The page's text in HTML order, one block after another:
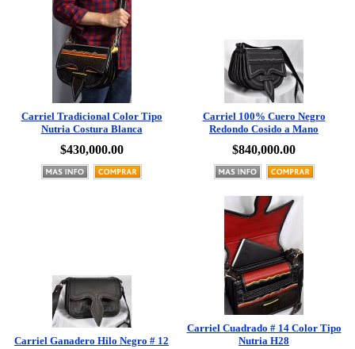
Carriel Tradicional Color Tipo
Nutria Costura Blanca
$430,000.00
Carriel 100% Cuero Negro
Redondo Cosido a Mano
$840,000.00
Carriel Ganadero Hilo Negro # 12
$680,000.00
Carriel Cuadrado # 14 Color Tipo
Nutria H28
$760,000.00